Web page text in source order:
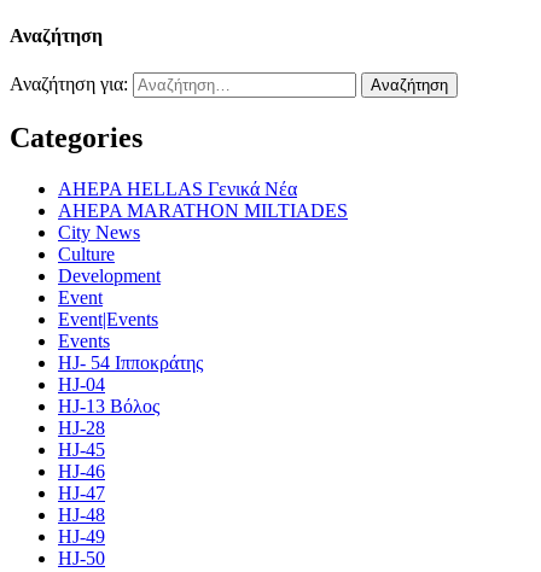
Αναζήτηση
Αναζήτηση για:
Categories
AHEPA HELLAS Γενικά Νέα
AHEPA MARATHON MILTIADES
City News
Culture
Development
Event
Event|Events
Events
HJ- 54 Ιπποκράτης
HJ-04
HJ-13 Βόλος
HJ-28
HJ-45
HJ-46
HJ-47
HJ-48
HJ-49
HJ-50